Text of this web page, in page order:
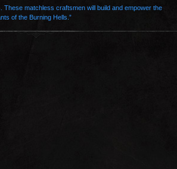
These matchless craftsmen will build and empower the
of the Burning Hells.”